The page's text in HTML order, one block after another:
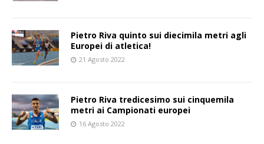
Pietro Riva quinto sui diecimila metri agli
Europei di atletica!
21 Agosto 2022
Pietro Riva tredicesimo sui cinquemila
metri ai Campionati europei
16 Agosto 2022